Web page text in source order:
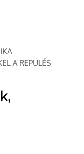
A REPÜLÉS